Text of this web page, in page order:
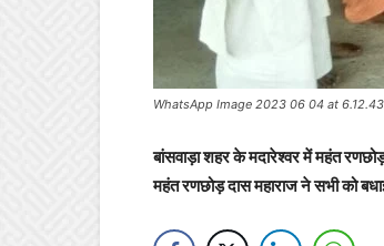
WhatsApp Image 2023 06 04 at
बांसवाड़ा शहर के मदारेश्वर में महंत
महंत रणछोड़ दास महाराज ने सभी को